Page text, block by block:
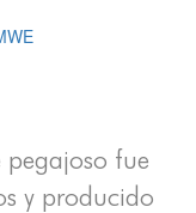
fue
y producido